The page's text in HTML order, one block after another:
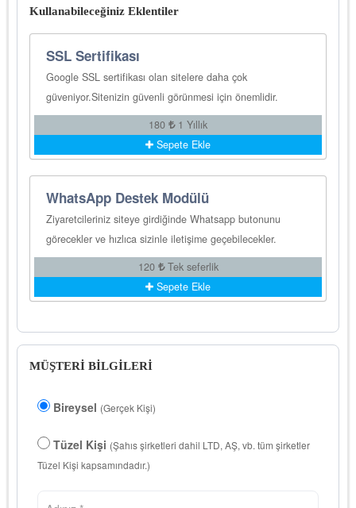
Kullanabileceğiniz Eklentiler
SSL Sertifikası
Google SSL sertifikası olan sitelere daha çok
güveniyor.Sitenizin güvenli görünmesi için önemlidir.
180
1 Yıllık
Sepete Ekle
WhatsApp Destek Modülü
Ziyaretcileriniz siteye girdiğinde Whatsapp butonunu
görecekler ve hızlıca sizinle iletişime geçebilecekler.
120
Tek seferlik
Sepete Ekle
MÜŞTERİ BİLGİLERİ
Bireysel (Gerçek Kişi)
Tüzel Kişi (Şahıs şirketleri dahil LTD, AŞ, vb. tüm şirketler
Tüzel Kişi kapsamındadır.)